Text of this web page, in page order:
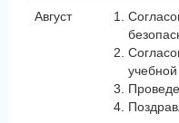
Август
учебной